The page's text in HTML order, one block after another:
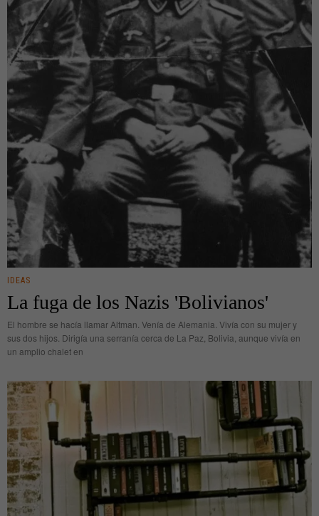
IDEAS
La fuga de los Nazis 'Bolivianos'
El hombre se hacía llamar Altman. Venía de Alemania. Vivía con su mujer y
sus dos hijos. Dirigía una serranía cerca de La Paz, Bolivia, aunque vivía en
un amplio chalet en